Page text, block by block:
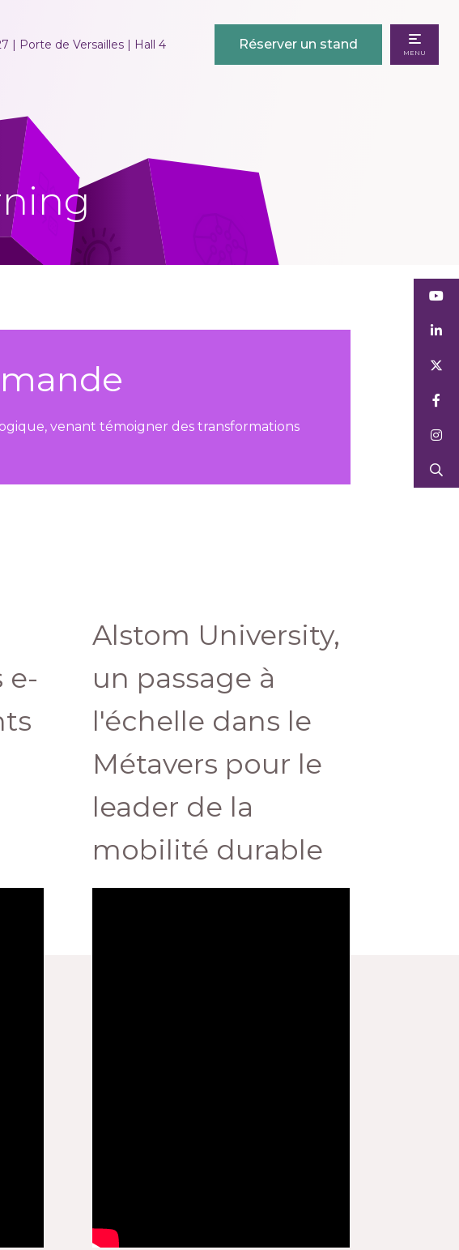
| Porte de Versailles | Hall 4 Réserver un stand
MENU
venant témoigner des transformations
e-
Alstom University,
un passage à
l'échelle dans le
Métavers pour le
leader de la
mobilité durable